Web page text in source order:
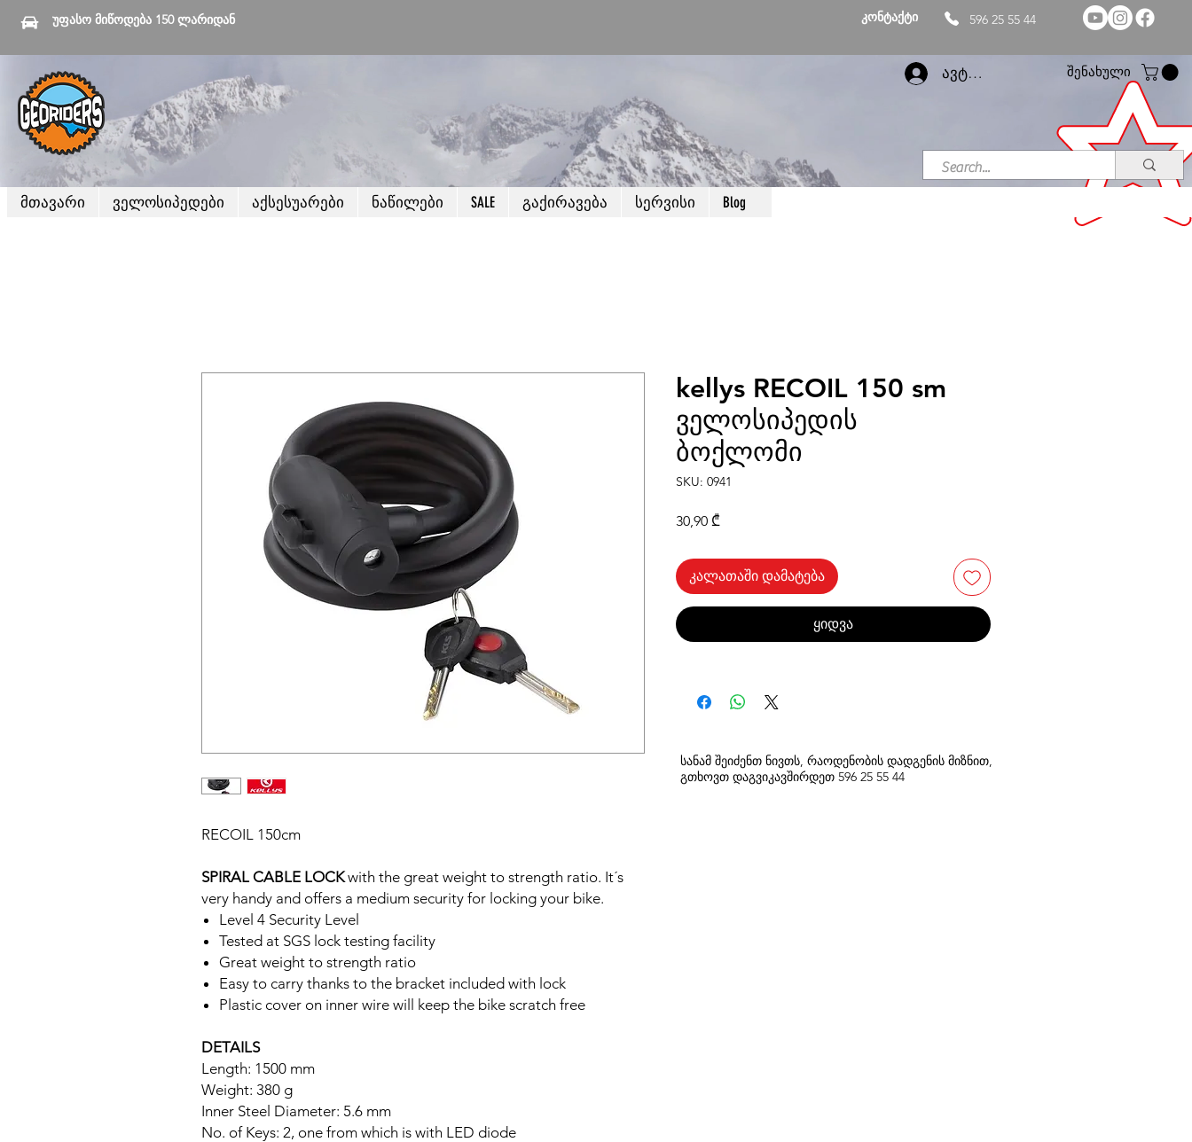
უფასო მიწოდება 150 ლარიდან კონტაქტი 596 25 55 44
ავტორიზაცია შენახული
მთავარი ველოსიპედები აქსესუარები ნაწილები SALE გაქირავება სერვისი Blog
RECOIL 150cm
SPIRAL CABLE LOCKwith the great weight to strength ratio. It´s
very handy and offers a medium security for locking your bike.
Level 4 Security Level
Tested at SGS lock testing facility
Great weight to strength ratio
Easy to carry thanks to the bracket included with lock
Plastic cover on inner wire will keep the bike scratch free
DETAILS
Length: 1500 mm
Weight: 380 g
Inner Steel Diameter: 5.6 mm
No. of Keys: 2, one from which is with LED diode
kellys RECOIL 150 sm
ველოსიპედის
ბოქლომი
SKU: 0941
30,90 ₾
კალათაში დამატება
ყიდვა
სანამ შეიძენთ ნივთს, რაოდენობის დადგენის მიზნით,
გთხოვთ დაგვიკავშირდეთ 596 25 55 44